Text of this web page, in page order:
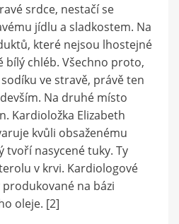
srdce, nestačí se
jídlu a sladkostem. Na
které nejsou lhostejné
bílý chléb. Všechno proto,
ve stravě, právě ten
Na druhé místo
Kardioložka Elizabeth
kvůli obsaženému
tvoří nasycené tuky. Ty
v krvi. Kardiologové
na bázi
oleje. [2]